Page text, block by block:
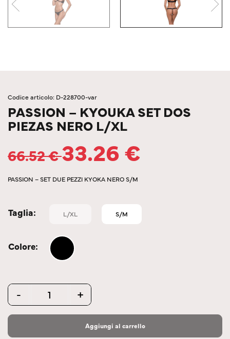
Codice articolo: D-228700-var
PASSION – KYOUKA SET DOS
PIEZAS NERO L/XL
66.52€33.26€
PASSION – SET DUE PEZZI KYOKA NERO S/M
Taglia L/XL S/M
Colore
Quantity
- +
Aggiungi al carrello